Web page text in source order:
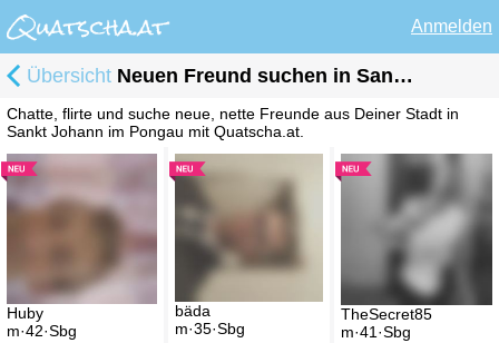
Anmelden
Übersicht Neuen Freund suchen in Sankt Johann im Pongau
Chatte, flirte und suche neue, nette Freunde aus Deiner Stadt in
Sankt Johann im Pongau mit Quatscha.at.
Huby
m·42·Sbg
bäda
m·35·Sbg
TheSecret85
m·41·Sbg